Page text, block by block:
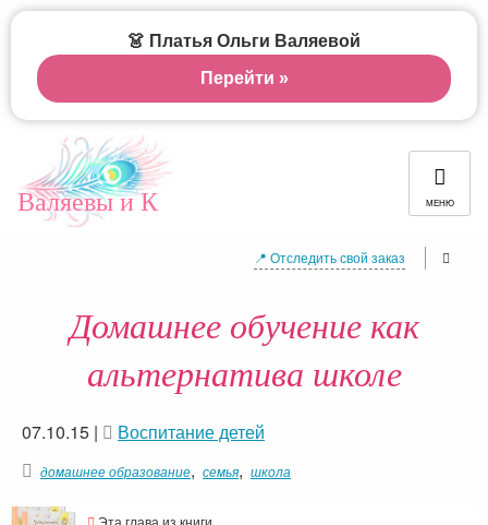
Валяевы и К МЕНЮ
📍 Отследить свой заказ
Домашнее обучение как
альтернатива школе
07.10.15 | Воспитание детей
домашнее образование, семья, школа
Эта глава из книги
👗 Платья Ольги Валяевой
Перейти »